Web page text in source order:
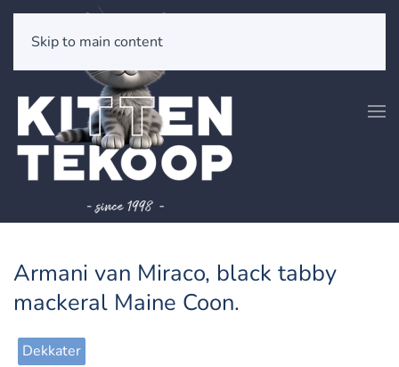
Skip to main content
Armani van Miraco, black tabby
mackeral Maine Coon.
Dekkater